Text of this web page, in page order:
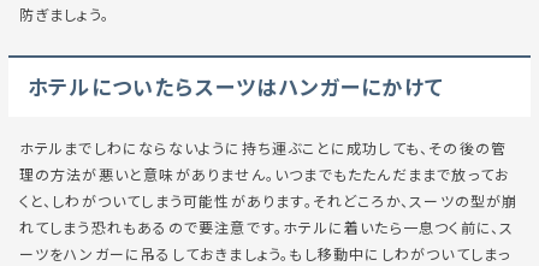
防ぎましょう。
ホテルについたらスーツはハンガーにかけて
ホテルまでしわにならないように持ち運ぶことに成功しても、その後の管
理の方法が悪いと意味がありません。いつまでもたたんだままで放ってお
くと、しわがついてしまう可能性があります。それどころか、スーツの型が崩
れてしまう恐れもあるので要注意です。ホテルに着いたら一息つく前に、ス
ーツをハンガーに吊るしておきましょう。もし移動中にしわがついてしまっ